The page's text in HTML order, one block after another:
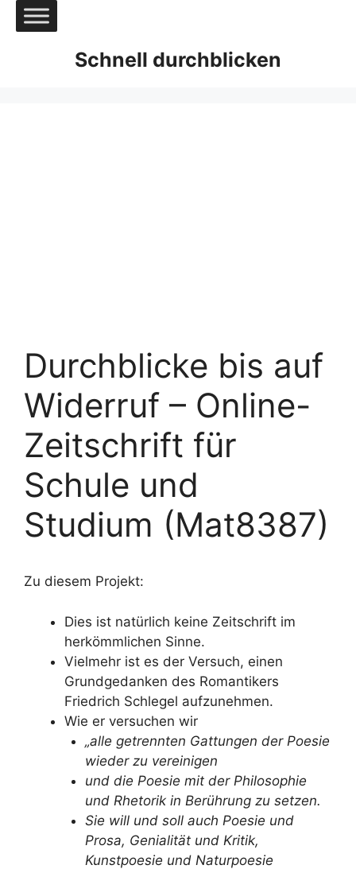
Zum
Inhalt
Schnell durchblicken
Durchblicke bis auf
Widerruf – Online-
Zeitschrift für
Schule und
Studium (Mat8387)
Zu diesem Projekt:
Dies ist natürlich keine Zeitschrift im
herkömmlichen Sinne.
Vielmehr ist es der Versuch, einen
Grundgedanken des Romantikers
Friedrich Schlegel aufzunehmen.
Wie er versuchen wir
„alle getrennten Gattungen der Poesie
wieder zu vereinigen
und die Poesie mit der Philosophie
und Rhetorik in Berührung zu setzen.
Sie will und soll auch Poesie und
Prosa, Genialität und Kritik,
Kunstpoesie und Naturpoesie